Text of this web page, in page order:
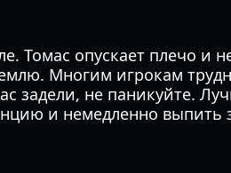
Томас опускает плечо и
Многим игрокам
задели, не паникуйте.
и немедленно выпить